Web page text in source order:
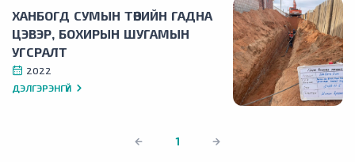
ХАНБОГД СУМЫН ТӨВИЙН ГАДНА
ЦЭВЭР, БОХИРЫН ШУГАМЫН
УГСРАЛТ
2022
ДЭЛГЭРЭНГҮЙ
1